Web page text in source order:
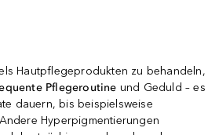
Hautpflegeprodukten zu behandeln,
Pflegeroutine und Geduld – es
dauern, bis beispielsweise
Hyperpigmentierungen